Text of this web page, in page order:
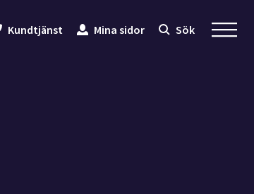
Kundtjänst Mina sidor Sök